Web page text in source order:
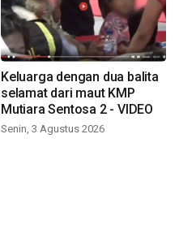
Keluarga dengan dua balita
selamat dari maut KMP
Mutiara Sentosa 2 - VIDEO
Senin, 3 Agustus 2026